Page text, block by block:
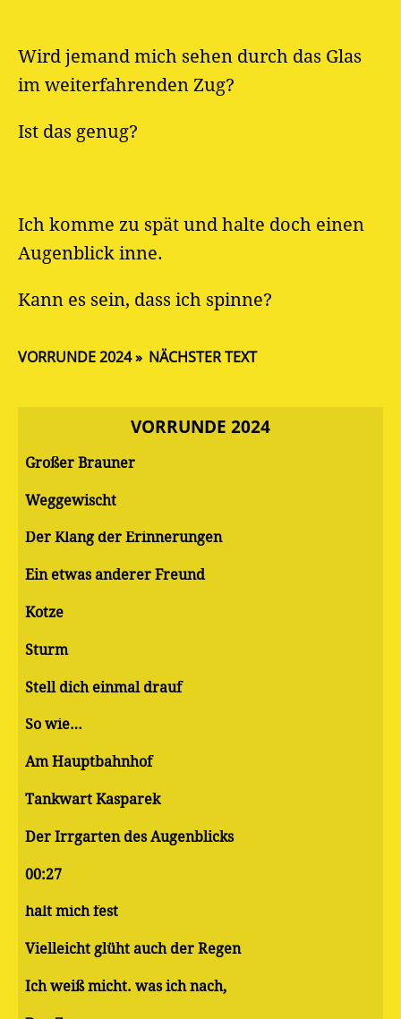
Wird jemand mich sehen durch das Glas
im weiterfahrenden Zug?
Ist das genug?
Ich komme zu spät und halte doch einen
Augenblick inne.
Kann es sein, dass ich spinne?
VORRUNDE 2024 NÄCHSTER TEXT
VORRUNDE 2024
Großer Brauner
Weggewischt
Der Klang der Erinnerungen
Ein etwas anderer Freund
Kotze
Sturm
Stell dich einmal drauf
So wie…
Am Hauptbahnhof
Tankwart Kasparek
Der Irrgarten des Augenblicks
00:27
halt mich fest
Vielleicht glüht auch der Regen
Ich weiß micht. was ich nach,